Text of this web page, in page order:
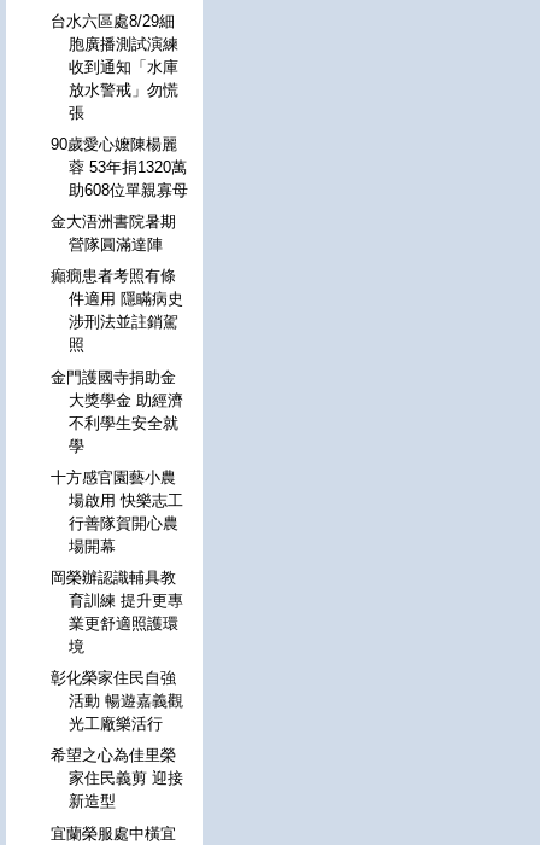
台水六區處8/29細
胞廣播測試演練
收到通知「水庫
放水警戒」勿慌
張
90歲愛心嬤陳楊麗
蓉 53年捐1320萬
助608位單親寡母
金大浯洲書院暑期
營隊圓滿達陣
癲癇患者考照有條
件適用 隱瞞病史
涉刑法並註銷駕
照
金門護國寺捐助金
大獎學金 助經濟
不利學生安全就
學
十方感官園藝小農
場啟用 快樂志工
行善隊賀開心農
場開幕
岡榮辦認識輔具教
育訓練 提升更專
業更舒適照護環
境
彰化榮家住民自強
活動 暢遊嘉義觀
光工廠樂活行
希望之心為佳里榮
家住民義剪 迎接
新造型
宜蘭榮服處中橫宜